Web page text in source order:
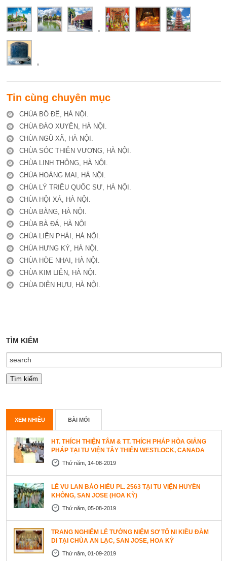
Tin cùng chuyên mục
CHÙA BỒ ĐỀ, HÀ NỘI.
CHÙA ĐÀO XUYÊN, HÀ NỘI.
CHÙA NGŨ XÃ, HÀ NỘI.
CHÙA SÓC THIÊN VƯƠNG, HÀ NỘI.
CHÙA LINH THÔNG, HÀ NỘI.
CHÙA HOÀNG MAI, HÀ NỘI.
CHÙA LÝ TRIỀU QUỐC SƯ, HÀ NỘI.
CHÙA HỘI XÁ, HÀ NỘI.
CHÙA BẰNG, HÀ NỘI.
CHÙA BÀ ĐÁ, HÀ NỘI
CHÙA LIÊN PHÁI, HÀ NỘI.
CHÙA HƯNG KÝ, HÀ NỘI.
CHÙA HÒE NHAI, HÀ NỘI.
CHÙA KIM LIÊN, HÀ NỘI.
CHÙA DIÊN HỰU, HÀ NỘI.
TÌM KIẾM
XEM NHIỀU BÀI MỚI
HT. THÍCH THIỆN TÂM & TT. THÍCH PHÁP HÒA GIẢNG
PHÁP TẠI TU VIỆN TÂY THIÊN WESTLOCK, CANADA
Thứ năm, 14-08-2019
LỄ VU LAN BÁO HIẾU PL. 2563 TẠI TU VIỆN HUYỀN
KHÔNG, SAN JOSE (HOA KỲ)
Thứ năm, 05-08-2019
TRANG NGHIÊM LỄ TƯỞNG NIỆM SƠ TỔ NI KIỀU ĐÀM
DI TẠI CHÙA AN LẠC, SAN JOSE, HOA KỲ
Thứ năm, 01-09-2019